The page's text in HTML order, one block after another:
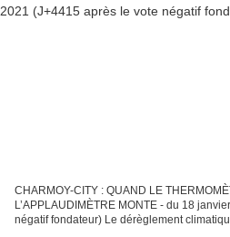
CHARMOY-CITY : QUAND LE
L’APPLAUDIMÈTRE MONTE - du 18
négatif fondateur) Le dérèglement